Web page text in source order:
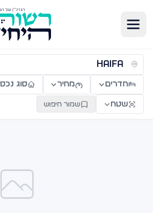
דירות למכירה ולהשכרה —
חדרים מחיר סוג נכס
שטח שמור חיפוש